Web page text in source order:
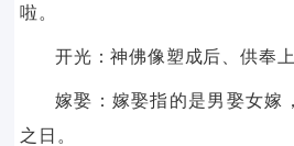
啦。
开光：神佛像塑成后、供奉上
嫁娶：嫁娶指的是男娶女嫁
之日。